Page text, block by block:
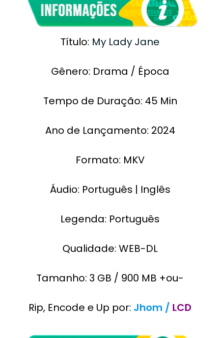
Título: My Lady Jane
Gênero: Drama / Época
Tempo de Duração: 45 Min
Ano de Lançamento: 2024
Formato: MKV
Áudio: Português | Inglês
Legenda: Português
Qualidade: WEB-DL
Tamanho: 3 GB / 900 MB +ou-
Rip, Encode e Up por: Jhom / LCD